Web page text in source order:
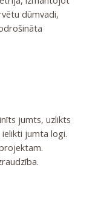
dūmvadi,
jumts, uzlikts
jumta logi.